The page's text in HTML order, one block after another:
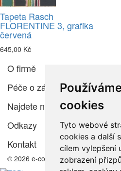
cookies
Tyto webové
cookies a další
cílem vylepšení
zobrazení
Tapeta Rasch
FLORENTINE 3, grafika
červená
645,00 Kč
O firmě
Péče o zákazníka
Najdete nás
Odkazy
Kontakt
© 2026 e-color.cz